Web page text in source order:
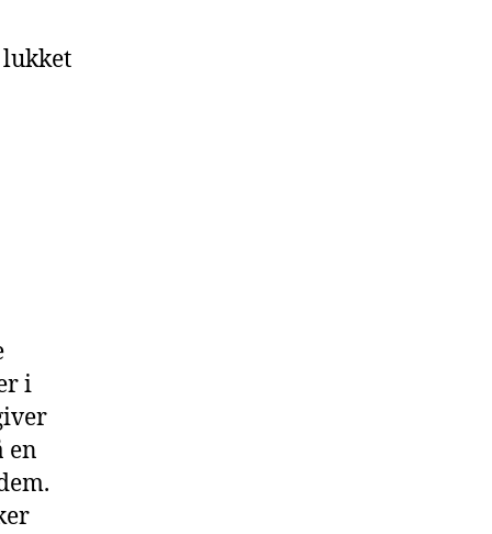
lukket
i
en